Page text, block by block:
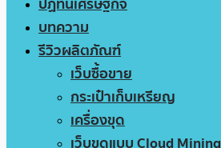
บทความ
รีวิวผลิตภัณฑ์
เว็บซื้อขาย
กระเป๋าเก็บเหรียญ
เครื่องขุด